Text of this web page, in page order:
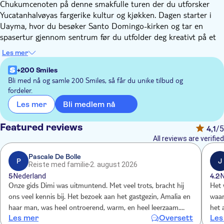
Chukumcenoten på denne smakfulle turen der du utforsker
Yucatanhalvøyas fargerike kultur og kjøkken. Dagen starter i
Uayma, hvor du besøker Santo Domingo-kirken og tar en
spasertur gjennom sentrum før du utfolder deg kreativt på et
leirverksted, der du sammen med lokale håndverkere kan
forme ditt eget verk ved hjelp av teknikker som har gått i arv
gjennom generasjoner. Sofia, en av våre kunnskapsrike
lokalguider, sier: "Denne turen handler om å komme nærmere
livet på Yucatán – fra det folk lager, til det de dyrker, lager mat
av og deler med andre."
Derfra fortsetter turen til Dona Way, hvor du kan beundre de
livlige veggmaleriene som forteller historien om Yucatáns
historie og identitet. Deretter går turen videre til den
pastellmalte byen Valladolid, hvor et livlig lokalt marked venter,
med luften fylt av duftende krydder og boder som bugner av
ferske råvarer. Opplevelsen fortsetter på Hacienda Chukum,
dypt inne i jungelen, hvor du får lære om det hellige
chukumtreet. Etter det besøker du et tradisjonelt mayahus for
smaksprøver, ser på en palapa med stråtak og vandrer
gjennom hagene for å høste ferske ingredienser.
Les mer
+200 Smiles
Bli med nå og samle 200 Smiles, så får du unike tilbud og
fordeler.
Les mer Bli medlem nå
Featured reviews 4,1/5
All reviews are verified
P
Pascale De Bolle
Reiste med familie 2. august 2026
5 Nederland
Onze gids Dimi was uitmuntend. Met veel trots, bracht hij
ons veel kennis bij. Het bezoek aan het gastgezin, Amalia en
haar man, was heel ontroerend, warm, en heel leerzaam.
Ons bezoek aan de lokale markt, , temidden de bevolking,
Les mer Oversett
J
4.2
Het
het